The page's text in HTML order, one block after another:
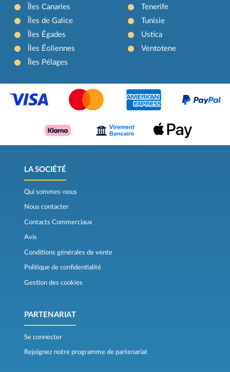
Îles Canaries
Îles de Galice
Îles Égades
Îles Éoliennes
Îles Pélages
Tenerife
Tunisie
Ustica
Ventotene
LA SOCIÉTÉ
Qui sommes-nous
Nous contacter
Contacts Commerciaux
Avis
Conditions générales de vente
Politique de confidentialité
Gestion des cookies
PARTENARIAT
Se connecter
Rejoignez notre programme de partenariat